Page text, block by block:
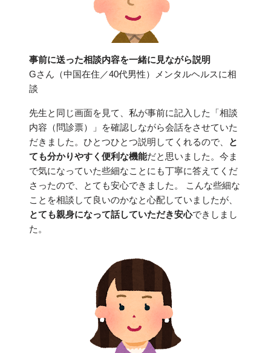
事前に送った相談内容を一緒に見ながら説明
Gさん（中国在住／40代男性）メンタルヘルスに相
談
先生と同じ画面を見て、私が事前に記入した「相談
内容（問診票）」を確認しながら会話をさせていた
だきました。ひとつひとつ説明してくれるので、
と
ても分かりやすく便利な機能だと思いました。今ま
で気になっていた些細なことにも丁寧に答えてくだ
さったので、とても安心できました。 こんな些細な
ことを相談して良いのかなと心配していましたが、
とても親身になって話していただき安心できしまし
た。